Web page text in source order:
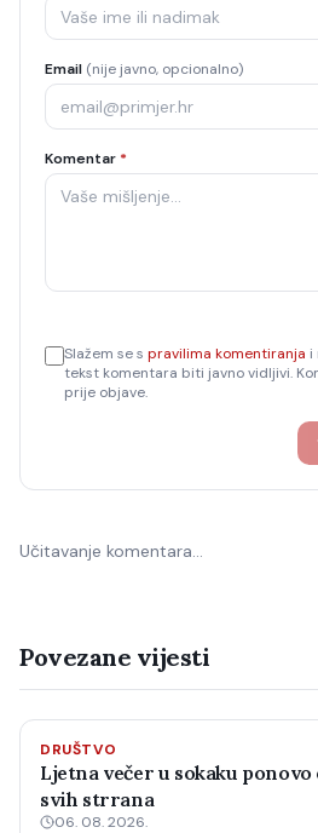
Email (nije javno, opcionalno)
Komentar *
Slažem se s pravilima komentiranja i
tekst komentara biti javno vidljivi.
prije objave.
Učitavanje komentara…
Povezane vijesti
DRUŠTVO
Ljetna večer u sokaku
svih strrana
06. 08. 2026.